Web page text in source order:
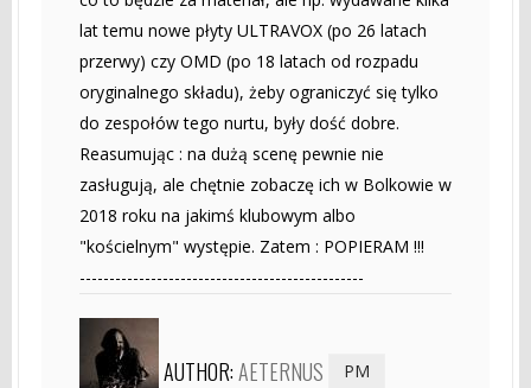
lat temu nowe płyty ULTRAVOX (po 26 latach
przerwy) czy OMD (po 18 latach od rozpadu
oryginalnego składu), żeby ograniczyć się tylko
do zespołów tego nurtu, były dość dobre.
Reasumując : na dużą scenę pewnie nie
zasługują, ale chętnie zobaczę ich w Bolkowie w
2018 roku na jakimś klubowym albo
"kościelnym" występie. Zatem : POPIERAM !!!
------------------------------------------------
AUTHOR:AETERNUS PM